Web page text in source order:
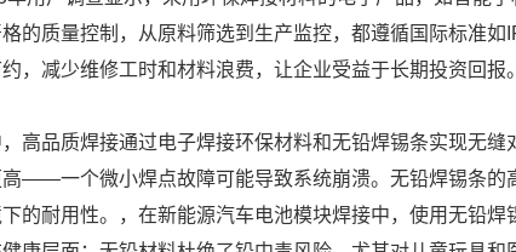
的质量控制，从原料筛选到生产监控，都遵循国际标准
，减少维修工时和材料浪费，让企业受益于长期投资回报。
高品质焊接通过电子焊接环保材料和无铅焊锡条实现无
——一个微小焊点故障可能导致系统崩溃。无铅焊锡条的
的耐用性。，在新能源汽车电池模块焊接中，使用无铅